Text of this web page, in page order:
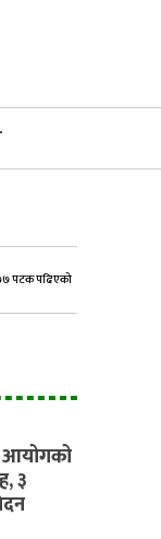
पटक पढिएको
आयोगको
३